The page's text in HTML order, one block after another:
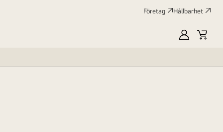
Företag Hållbarhet
MyLG